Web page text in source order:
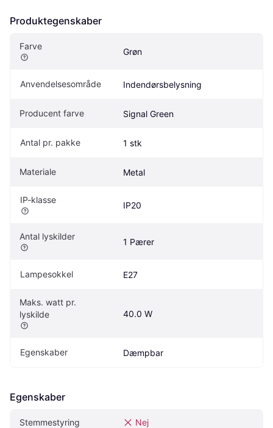
Produktegenskaber
Farve
Grøn
Anvendelsesområde Indendørsbelysning
Producent farve Signal Green
Antal pr. pakke 1 stk
Materiale Metal
IP-klasse
IP20
Antal lyskilder
1 Pærer
Lampesokkel E27
Maks. watt pr.
lyskilde
40.0 W
Egenskaber Dæmpbar
Egenskaber
Stemmestyring Nej